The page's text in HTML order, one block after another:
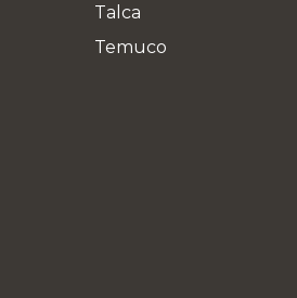
Talca
Temuco